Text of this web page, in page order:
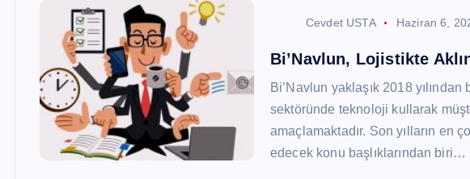
Cevdet USTA Haziran 6,
Bi’Navlun, Lojistikte
Bi’Navlun yaklaşık 2018 yılından
sektöründe teknoloji kullarak
amaçlamaktadır. Son yılların en
edecek konu başlıklarından biri…